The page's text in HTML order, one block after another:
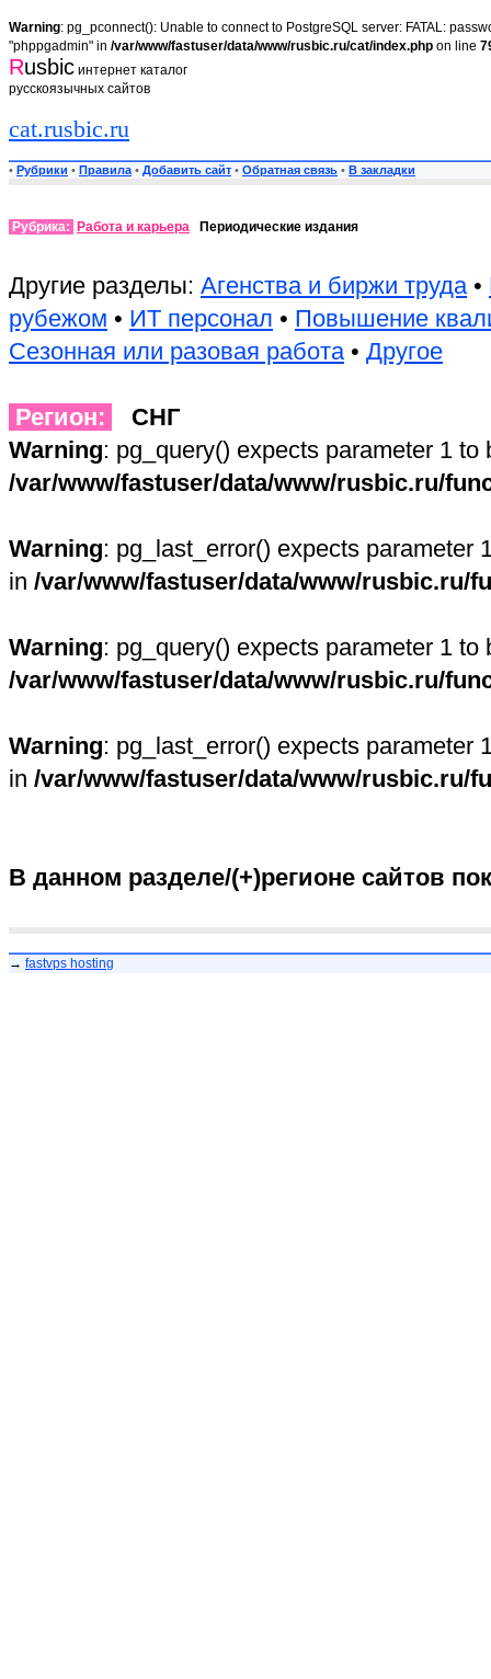
Warning: pg_pconnect(): Unable to connect to PostgreSQL server: FATAL:
"phppgadmin" in /var/www/fastuser/data/www/rusbic.ru/cat/index.php on line
Rusbic интернет каталог
русскоязычных сайтов
cat.rusbic.ru
• Рубрики • Правила • Добавить сайт • Обратная связь • В закладки
Рубрика: Работа и карьера Периодические издания
Другие разделы: Агенства и биржи труда•
рубежом • ИТ персонал • Повышение
Сезонная или разовая работа• Другое
Регион:
СНГ
Warning: pg_query() expects parameter 1
/var/www/fastuser/data/www/rusbic.ru/
Warning: pg_last_error() expects parameter
in /var/www/fastuser/data/www/rusbic.ru/
Warning: pg_query() expects parameter 1
/var/www/fastuser/data/www/rusbic.ru/
Warning: pg_last_error() expects parameter
in /var/www/fastuser/data/www/rusbic.ru/
В данном разделе/(+)регионе сайтов
→ fastvps hosting